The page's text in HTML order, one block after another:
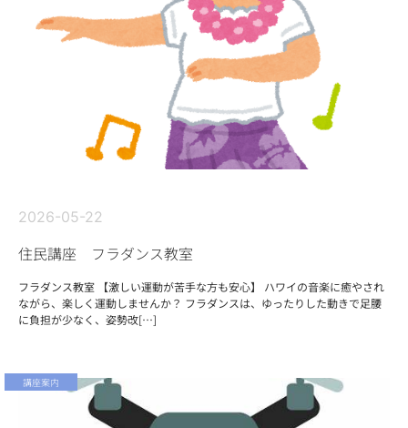
2026-05-22
住民講座 フラダンス教室
フラダンス教室 【激しい運動が苦手な方も安心】 ハワイの音楽に癒やされ
ながら、楽しく運動しませんか？ フラダンスは、ゆったりした動きで足腰
に負担が少なく、姿勢改[…]
講座案内